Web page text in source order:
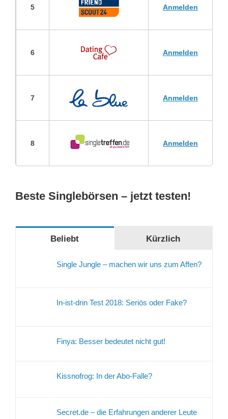
5 Anmelden
6 Anmelden
7 Anmelden
8 Anmelden
Beste Singlebörsen – jetzt testen!
Beliebt Kürzlich
Single Jungle – machen wir uns zum Affen?
In-ist-drin Test 2018: Seriös oder Fake?
Finya: Besser bedeutet nicht gut!
Kissnofrog: In der Abo-Falle?
Secret.de – die Erfahrungen anderer Leute